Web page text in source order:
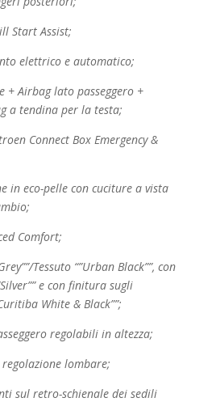
Start Assist;
elettrico e automatico;
+ Airbag lato passeggero +
a tendina per la testa;
Connect Box Emergency &
in eco-pelle con cuciture a vista
Comfort;
Tessuto “”Urban Black””, con
e confinitura sugli
White & Black””;
regolabili in altezza;
lombare;
sul retro-schienale dei sedili